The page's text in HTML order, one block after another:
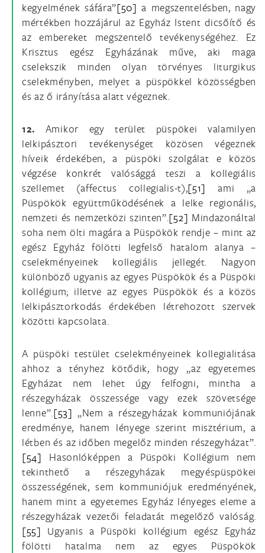
kegyelmének sáfára”[50] a megszentelésben, nagy
mértékben hozzájárul az Egyház Istent dicsőítő és
az embereket megszentelő tevékenységéhez. Ez
Krisztus egész Egyházának műve, aki maga
cselekszik minden olyan törvényes liturgikus
cselekményben, melyet a püspökkel közösségben
és az ő irányítása alatt végeznek.
12. Amikor egy terület püspökei valamilyen
lelkipásztori tevékenységet közösen végeznek
híveik érdekében, a püspöki szolgálat e közös
végzése konkrét valósággá teszi a kollegiális
szellemet (affectus collegialis-t),[51] ami „a
Püspökök együttműködésének a lelke regionális,
nemzeti és nemzetközi szinten”.[52] Mindazonáltal
soha nem ölti magára a Püspökök rendje – mint az
egész Egyház fölötti legfelső hatalom alanya –
cselekményeinek kollegiális jellegét. Nagyon
különböző ugyanis az egyes Püspökök és a Püspöki
kollégium; illetve az egyes Püspökök és a közös
lelkipásztorkodás érdekében létrehozott szervek
közötti kapcsolata.
A püspöki testület cselekményeinek kollegialitása
ahhoz a tényhez kötődik, hogy „az egyetemes
Egyházat nem lehet úgy felfogni, mintha a
részegyházak összessége vagy ezek szövetsége
lenne”.[53] „Nem a részegyházak kommuniójának
eredménye, hanem lényege szerint misztérium, a
létben és az időben megelőz minden részegyházat”.
[54] Hasonlóképpen a Püspöki Kollégium nem
tekinthető a részegyházak megyéspüspökei
összességének, sem kommuniójuk eredményének,
hanem mint a egyetemes Egyház lényeges eleme a
részegyházak vezetői feladatát megelőző valóság.
[55] Ugyanis a Püspöki kollégium egész Egyház
fölötti hatalma nem az egyes Püspökök